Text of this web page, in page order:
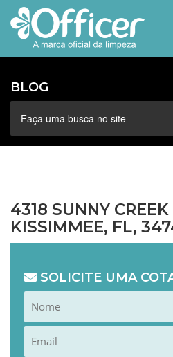
BLOG
4318 SUNNY
KISSIMMEE, FL,
SOLICITE UMA